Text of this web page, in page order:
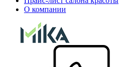
О компании